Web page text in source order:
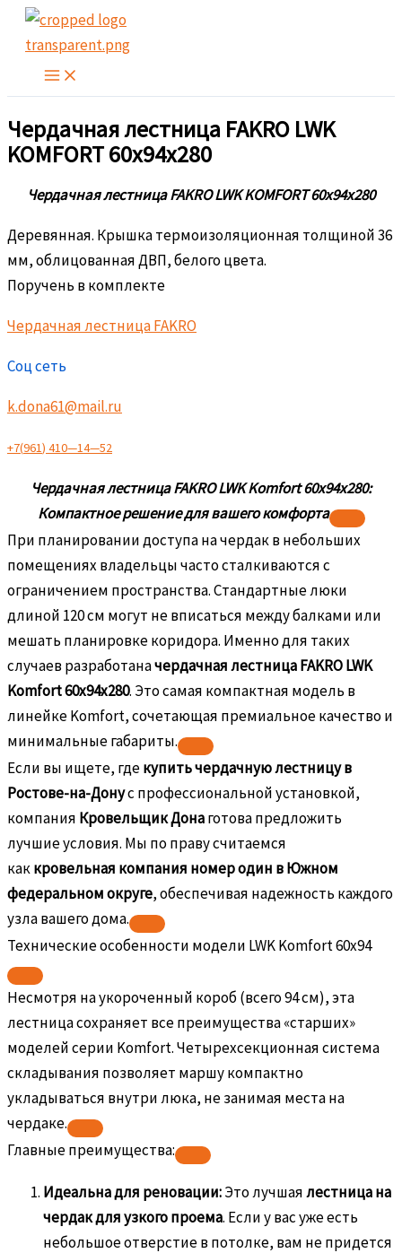
Перейти
содержимому
Чердачная лестница FAKRO LWK
KOMFORT 60х94х280
Чердачная лестница FAKRO LWK KOMFORT 60х94х280
Деревянная. Крышка термоизоляционная толщиной 36
мм, облицованная ДВП, белого цвета.
Поручень в комплекте
Чердачная лестница FAKRO
Соц сеть
k.dona61@mail.ru
+7(961) 410—14—52
Чердачная лестница FAKRO LWK Komfort 60х94х280:
Компактное решение для вашего комфорта
При планировании доступа на чердак в небольших
помещениях владельцы часто сталкиваются с
ограничением пространства. Стандартные люки
длиной 120 см могут не вписаться между балками или
мешать планировке коридора. Именно для таких
случаев разработаначердачная лестница FAKRO LWK
Komfort 60х94х280. Это самая компактная модель в
линейке Komfort, сочетающая премиальное качество и
минимальные габариты.
Если вы ищете, гдекупить чердачную лестницу в
Ростове-на-Донус профессиональной установкой,
компания Кровельщик Донаготова предложить
лучшие условия. Мы по праву считаемся
каккровельная компания номер один в Южном
федеральном округе, обеспечивая надежность каждого
узла вашего дома.
Технические особенности модели LWK Komfort 60х94
Несмотря на укороченный короб (всего 94 см), эта
лестница сохраняет все преимущества «старших»
моделей серии Komfort. Четырехсекционная система
складывания позволяет маршу компактно
укладываться внутри люка, не занимая места на
чердаке.
Главные преимущества:
Идеальна для реновации:Это лучшаялестница на
чердак для узкого проема. Если у вас уже есть
небольшое отверстие в потолке, вам не придется